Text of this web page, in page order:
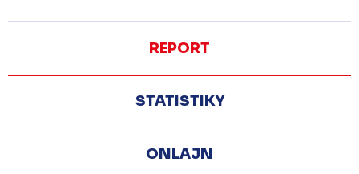
REPORT
STATISTIKY
ONLAJN